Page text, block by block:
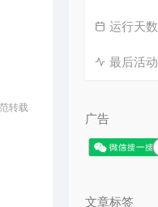
转载
运行天数
最后活动
广告
文章标签